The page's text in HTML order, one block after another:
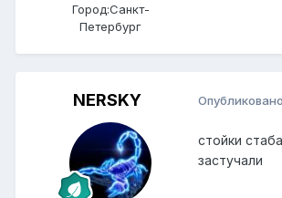
Город:Санкт-
Петербург
NERSKY Опубликовано
стойки
застучали